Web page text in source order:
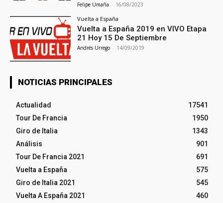
Felipe Umaña - 16/08/2023
Vuelta a España
Vuelta a España 2019 en VIVO Etapa
21 Hoy 15 De Septiembre
Andrés Urrego - 14/09/2019
NOTICIAS PRINCIPALES
Actualidad
17541
Tour De Francia
1950
Giro de Italia
1343
Análisis
901
Tour De Francia 2021
691
Vuelta a España
575
Giro de Italia 2021
545
Vuelta A España 2021
460